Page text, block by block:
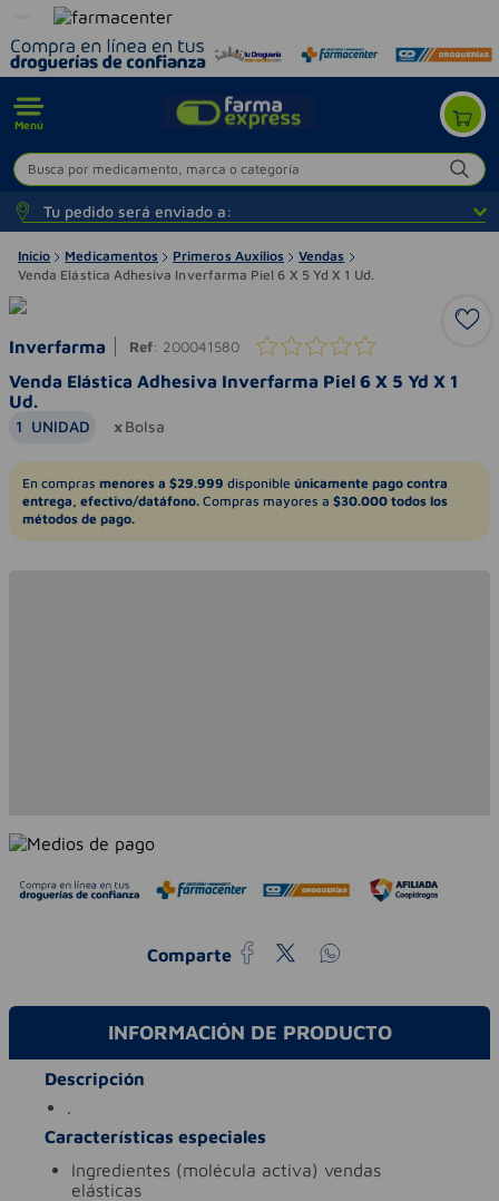
Menú
Busca por medicamento, marca o categoría
Tu pedido será enviado a:
Inicio Medicamentos Primeros Auxilios
Vendas
Venda Elástica Adhesiva Inverfarma Piel 6 X 5 Yd X 1 Ud.
Inverfarma Ref: 200041580
Venda Elástica Adhesiva Inverfarma Piel 6 X 5 Yd X 1
Ud.
1 UNIDAD Bolsa
En compras menores a $29.999 disponible únicamente pago contra
entrega, efectivo/datáfono. Compras mayores a $30.000 todos los
métodos de pago.
Comparte
INFORMACIÓN DE PRODUCTO
Descripción
.
Características especiales
ingredientes (molécula activa) vendas
elásticas